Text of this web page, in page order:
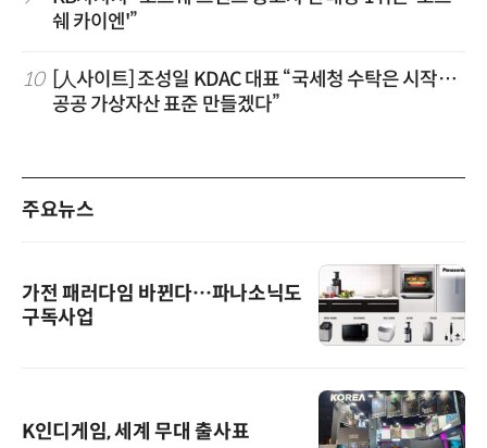
쉐 카이엔'”
10
[人사이트] 조성일 KDAC 대표 “국세청 수탁은 시작…
공공 가상자산 표준 만들겠다”
주요뉴스
가전 패러다임 바뀐다…파나소닉도
구독사업
K인디게임, 세계 무대 출사표